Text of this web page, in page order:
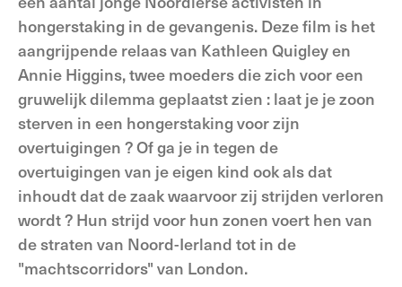
hongerstaking in de gevangenis. Deze film is het
aangrijpende relaas van Kathleen Quigley en
Annie Higgins, twee moeders die zich voor een
gruwelijk dilemma geplaatst zien : laat je je zoon
sterven in een hongerstaking voor zijn
overtuigingen ? Of ga je in tegen de
overtuigingen van je eigen kind ook als dat
inhoudt dat de zaak waarvoor zij strijden verloren
wordt ? Hun strijd voor hun zonen voert hen van
de straten van Noord-Ierland tot in de
"machtscorridors" van London.